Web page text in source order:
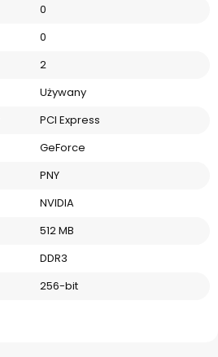
0
0
2
Używany
PCI Express
GeForce
PNY
NVIDIA
512 MB
DDR3
256-bit